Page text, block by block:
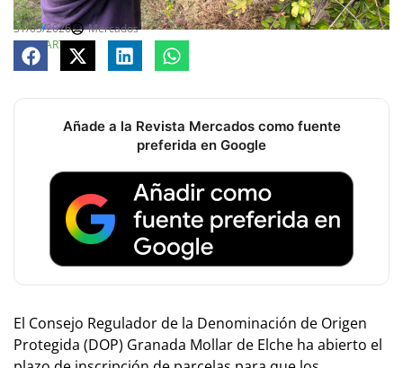
31/03/2026
Mercados
COMPARTE
Añade a la Revista Mercados como fuente
preferida en Google
El Consejo Regulador de la Denominación de Origen
Protegida (DOP) Granada Mollar de Elche ha abierto el